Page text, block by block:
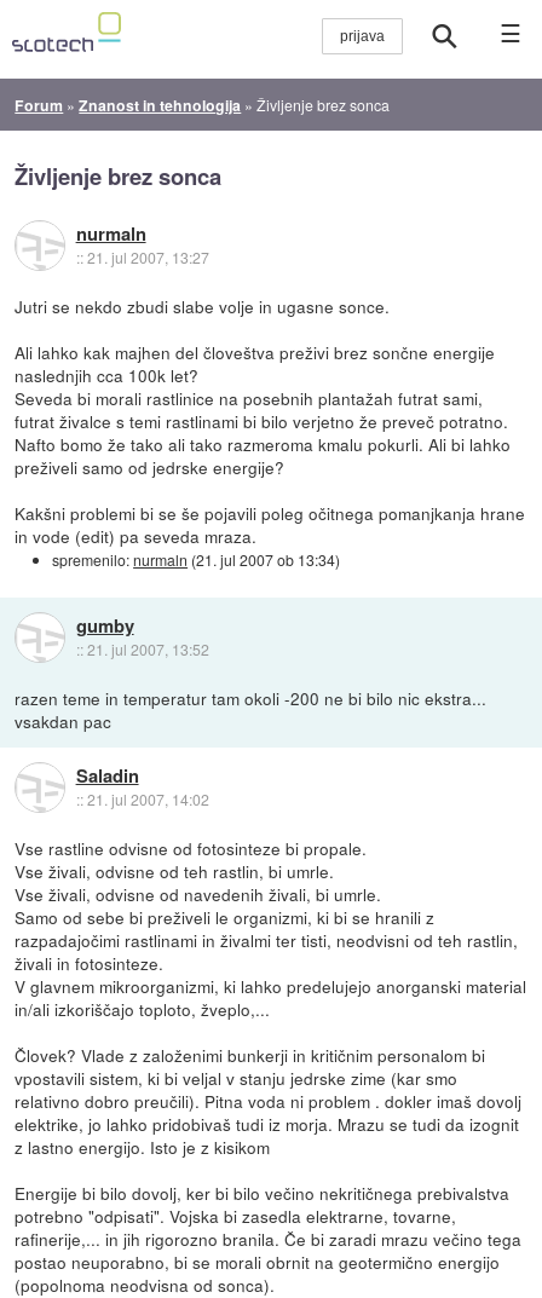
☰
Forum »Znanost in tehnologija »Življenje brez sonca
Življenje brez sonca
nurmaln
::21. jul 2007, 13:27
Jutri se nekdo zbudi slabe volje in ugasne sonce.
Ali lahko kak majhen del človeštva preživi brez sončne energije
naslednjih cca 100k let?
Seveda bi morali rastlinice na posebnih plantažah futrat sami,
futrat živalce s temi rastlinami bi bilo verjetno že preveč potratno.
Nafto bomo že tako ali tako razmeroma kmalu pokurli. Ali bi lahko
preživeli samo od jedrske energije?
Kakšni problemi bi se še pojavili poleg očitnega pomanjkanja hrane
in vode (edit) pa seveda mraza.
spremenilo:nurmaln (21. jul 2007 ob 13:34)
gumby
::21. jul 2007, 13:52
razen teme in temperatur tam okoli -200 ne bi bilo nic ekstra...
vsakdan pac
Saladin
::21. jul 2007, 14:02
Vse rastline odvisne od fotosinteze bi propale.
Vse živali, odvisne od teh rastlin, bi umrle.
Vse živali, odvisne od navedenih živali, bi umrle.
Samo od sebe bi preživeli le organizmi, ki bi se hranili z
razpadajočimi rastlinami in živalmi ter tisti, neodvisni od teh rastlin,
živali in fotosinteze.
V glavnem mikroorganizmi, ki lahko predelujejo anorganski material
in/ali izkoriščajo toploto, žveplo,...
Človek? Vlade z založenimi bunkerji in kritičnim personalom bi
vpostavili sistem, ki bi veljal v stanju jedrske zime (kar smo
relativno dobro preučili). Pitna voda ni problem . dokler imaš dovolj
elektrike, jo lahko pridobivaš tudi iz morja. Mrazu se tudi da izognit
z lastno energijo. Isto je z kisikom
Energije bi bilo dovolj, ker bi bilo večino nekritičnega prebivalstva
potrebno "odpisati". Vojska bi zasedla elektrarne, tovarne,
rafinerije,... in jih rigorozno branila. Če bi zaradi mrazu večino tega
postao neuporabno, bi se morali obrnit na geotermično energijo
(popolnoma neodvisna od sonca).